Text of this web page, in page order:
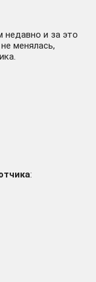
недавно и за это
менялась,
: